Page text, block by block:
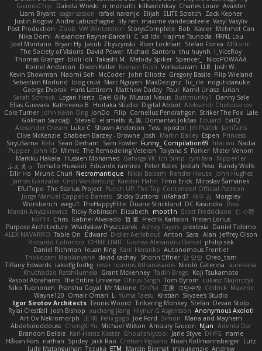
FacinusChip
Dakota Wreski n_morcatti killswitchkay Charles Louie Avaister
Liam Bryant sagar sasson rafael naranjo Elijah ELITE Scratch
Zack Kepner
Justin Rogow Andre Labuschagne lily ren maxime vandecasteele Vasyl Vasyliv
Post Production
Zbob VW Winterstein StorysComplete Bob Xavier Mehmet Can
Nika Domi Alexander Rayner-Barcelli C xd Idk Hajime Tsunoda
FRNL Lou
Joel Montano Bryan Hy Jakub Zbyszynski River Lockhart Stefan Florea MStorm
The Society of Visions David Power Michael Santoro thu huynh I_ViceRoy
Thomas Granger bloli loli Takashi M. Melody Spiker Spencer_
NicoPOWAAA
Kornel Anderson
Dixon Keller Keenan Rush Venkataram LLB
Josh W.
Kevin Showman Naomi Soh McCoder John Elliotte Gregory Basile Filip Wieland
Sebastian Norlund
blog cruvi Marc Nguyen MaxDezignz Tic_cle nogutidaisuke
George Dvorak Haris Lattirom Matthew Daday Paul Kamil Uriasz Lirian
Sarah Schrock
Logan Hertz Gaël Gilly Musical Nexus Buttmunky1
Danny Sale
Elias Guevara Kathreena B Huitaka Studio Digital Abbot Aleksandr Chebotariov
Cole Turner John Kevin Ong JonDo Filip Cornellus Pendrahgon Striker The Fox Lale
Gökhan Sazdağı
Steve-0 el smells 丸 黒 Domantas Jokšas Eduard
EvilQ
Alexander Olesen Luke C Shawn Anderson Tess opostol Jiří Ptáček JamTarts
Clive McKenzie Shabeen Barzey - Browne Josh Martin Bailey Espen Princess
SiryuSama Kelu Sean Derham Sam Fowler Funny_ Compilation69 htai wu Nadia
Pupper John KD Mimic The Remodeling Veteran Talyana S Parker Mister Venom
Markku Hakala
Hussien Mohamed Gaforga VK Ich Simp cyril faia
Nipper1er
ふぇ えっ Tomato Huwaidi Eduardo ramirez Peter Bates Jediah Pesu
Randy Wells
Eilir Ho Mrunit Churi Necromantique Nikki Balsem Render House John Hughes
James Gonzales Cristi Vanderburg Kaeden Hahn Timo Erick Miroslav Šamánek
EfulTopo The Starius Project Punch UP: The Top Contender! Official Patreon
Jorge Manuel Cappello Barreto Sticky Buttons iiiFahad7 재우 김 Morgsley
Workbench wegu1 TheHappyElite Duane Strickland DC Kasundra Ross
Marcin Anyszkiewicz Ricky Robinson Elizabeth moot1n Scott Fredrickson 仁 小野
kb714 Chris Gabriel Alvarado 哲 董 Fredrik Karlsson Tristan Lorius
Purpose Architecture Władysław Pryszczarek Ashley Fayers plexlexia Daniel Tidemo
ALEX NAVARRO Table On Edward Didier Aerlebout Anton Sara Alan Jeffrey Olson
Riccardo Colombo OHNE LIMIT Gionea Alexandru Daniel philip sisk
Daniel Richman Ieuan King Karri Haranko Autonomous Frontier
Thokozani Mahlanyane david cachay Shonn Effner 얍 얍얍 Oreo_tism
Tiffany Edwards iaksdfg fodkg ressii Ioannis Athanasiadis Nicolò Caterina aureliana
Khuthadzo Ratshilumela Grant Mckenney Tadin Brego Koji Tsukamoto
Rasool Abrahams The Entire Universe Dhruv Singh Tom Byrom Łukasz Majorczyk
Niko Tuononen Pranshu Goyal Mr Malone OnPui 王庚 극단수작 Cédrick Maxime
Wayne120 Omair Omari L Yuma Taesu Kristian Skyzee's Studio
Igor Sirotov Architects Teunis Woord Tinkering Monkey Stefan Devan Stolp
Rylai Crestfall Josh Bishop xuchang jiang Hlynur G Asgeirsson Anonymous Axolotl
Art Ov Nekromorph
正 明 Felix gogo Joe Ford Simon
Mana and Mayhem
Abdelkouddouss ChengXi Yu Michael Wilson Amaury Faucon Njan Adenta Dar
Brandon Belisle Karl-Heinz Köster Ghoulishlycool Jarle Styve DHFG
name
Håkan Fors nathan Spidey Jack Rao Cristian Vigliano Noah Kollmannsberger Lutz
Jude Matanguihan Tezuka ETM Marcin Biernat miaukenzie Andrew